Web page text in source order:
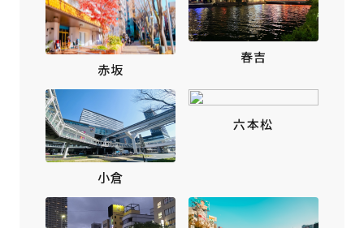
赤坂
春吉
小倉
六本松